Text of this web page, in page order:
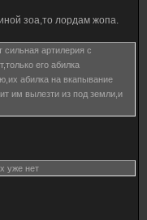
зоа,то лордам жопа.
сильная артилерия с
его абилка
абилка на вкапывание
им вылезти из под земли,и
уже нет